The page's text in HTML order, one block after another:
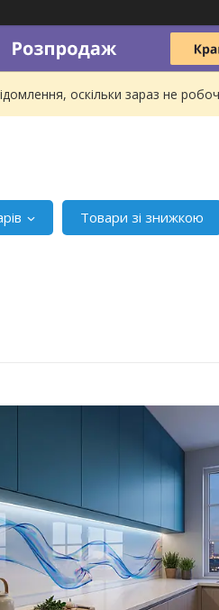
оскільки зараз не
Товари зі знижкою